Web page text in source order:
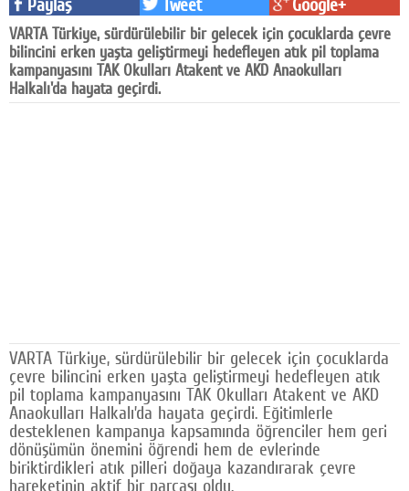
Diziler
Karikatür
Youtube
Twitter
Google Plus
© 2026 TÜM HAKLARI SAKLIDIR
VARTA Türkiye, sürdürülebilir bir gelecek için çocuklarda çevre
bilincini erken yaşta geliştirmeyi hedefleyen atık pil toplama
kampanyasını TAK Okulları Atakent ve AKD Anaokulları
Halkalı'da hayata geçirdi.
VARTA Türkiye, sürdürülebilir bir gelecek için çocuklarda
çevre bilincini erken yaşta geliştirmeyi hedefleyen atık
pil toplama kampanyasını TAK Okulları Atakent ve AKD
Anaokulları Halkalı’da hayata geçirdi. Eğitimlerle
desteklenen kampanya kapsamında öğrenciler hem geri
dönüşümün önemini öğrendi hem de evlerinde
biriktirdikleri atık pilleri doğaya kazandırarak çevre
hareketinin aktif bir parçası oldu.